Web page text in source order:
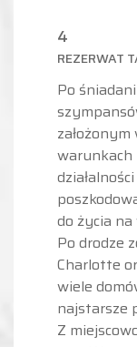
4
REZERWAT
Po
warunkach
do życia na
Po drodze
Charlotte
wiele
najstarsze
Z